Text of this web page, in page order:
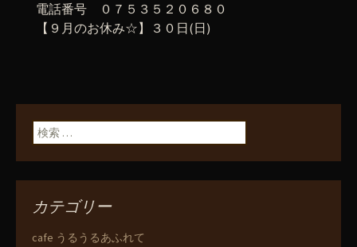
電話番号 ０７５３５２０６８０
【９月のお休み☆】３０日(日)
検索:
カテゴリー
cafe うるうるあふれて